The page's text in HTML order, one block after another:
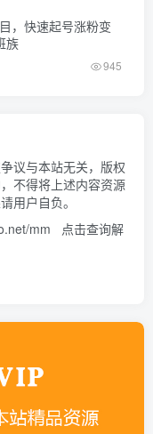
，快速起号涨粉变
族
945
议与本站无关，版权
不得将上述内容资源
用户自负。
mm
点击查询解